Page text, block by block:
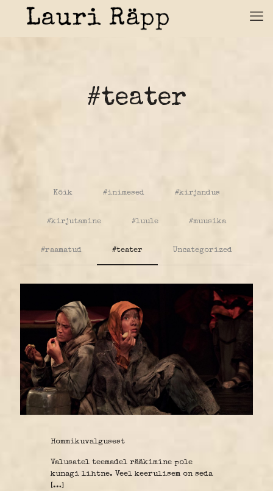
#teater
Kõik #inimesed #kirjandus
#kirjutamine #luule #muusika
#raamatud #teater Uncategorized
Hommikuvalgusest
Valusatel teemadel rääkimine pole
kunagi lihtne. Veel keerulisem on seda
[…]